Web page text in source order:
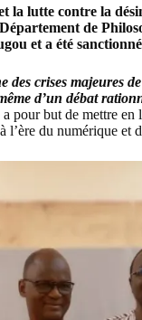
la lutte contre la
de
et a été
crises majeures
d’un débat
pour but de mettre en
du numérique et